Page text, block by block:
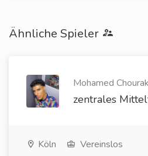
Ähnliche Spieler
Mohamed
zentrales
Köln Vereinslos